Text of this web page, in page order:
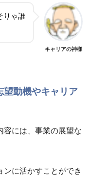
りゃ誰
キャリアの神様
望動機やキャリア
容には、事業の展望な
ンに活かすことができ